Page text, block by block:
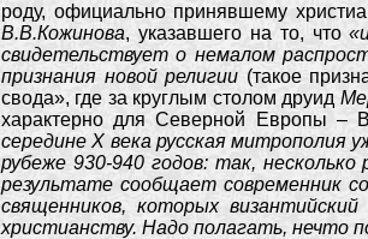
роду, официально принявшему
В.В.Кожинова, указавшего на то, что
свидетельствует о немалом
признания новой религии (такое
свода», где за круглым столом друид
характерно для Северной Европы –
середине Х века русская митрополия
рубеже 930-940 годов: так,
результате сообщает современник
священников, которых
христианству. Надо полагать, нечто